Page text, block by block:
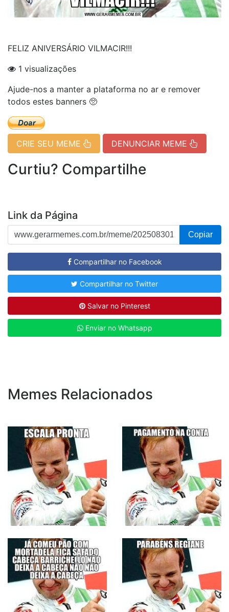
FELIZ ANIVERSÁRIO VILMACIR!!!
1 visualizações
Ajude-nos a manter a plataforma no ar e remover
todos estes banners 🥺
CRIE SEU MEME DENUNCIAR MEME
Curtiu? Compartilhe
Link da Página
Copiar
Compartilhar no Facebook
Compartilhar no Twitter
Salvar no Pinterest
Enviar no Whatsapp
Memes Relacionados